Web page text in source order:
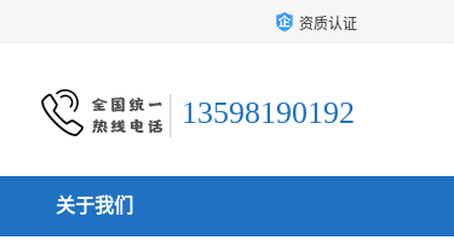
资质认证
13598190192
关于我们